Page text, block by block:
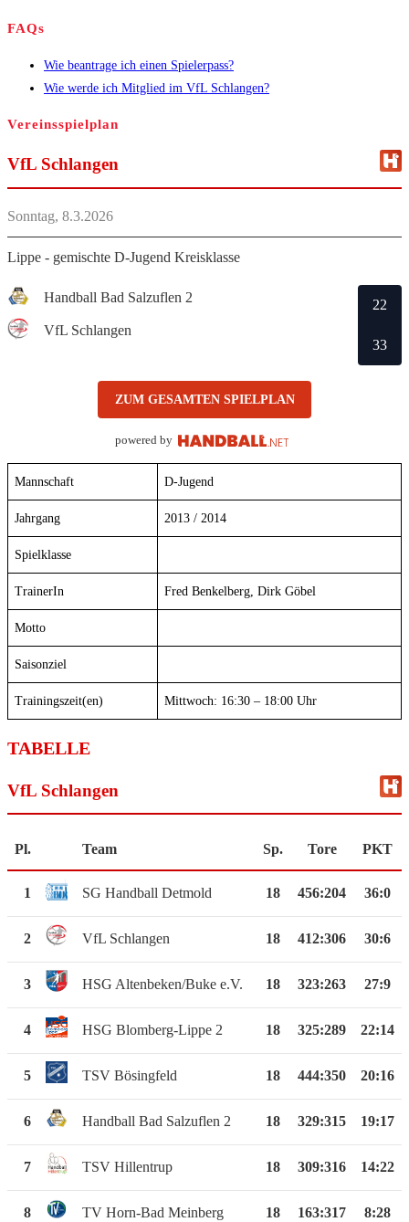
FAQs
Wie beantrage ich einen Spielerpass?
Wie werde ich Mitglied im VfL Schlangen?
Vereinsspielplan
VfL Schlangen
Sonntag, 8.3.2026
Lippe - gemischte D-Jugend Kreisklasse
Handball Bad Salzuflen 2
VfL Schlangen
22
33
ZUM GESAMTEN SPIELPLAN
powered by
Mannschaft D-Jugend
Jahrgang 2013 / 2014
Spielklasse
TrainerIn Fred Benkelberg, Dirk Göbel
Motto
Saisonziel
Trainingszeit(en) Mittwoch: 16:30 – 18:00 Uhr
TABELLE
VfL Schlangen
Pl. Team Sp. Tore PKT
1 SG Handball Detmold 18 456:204 36:0
2 VfL Schlangen 18 412:306 30:6
3 HSG Altenbeken/Buke e.V. 18 323:263 27:9
4 HSG Blomberg-Lippe 2 18 325:289 22:14
5 TSV Bösingfeld 18 444:350 20:16
6 Handball Bad Salzuflen 2 18 329:315 19:17
7 TSV Hillentrup 18 309:316 14:22
8 TV Horn-Bad Meinberg 18 163:317 8:28